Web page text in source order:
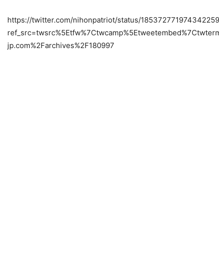
https://twitter.com/nihonpatriot/status/
jp.com%2Farchives%2F180997